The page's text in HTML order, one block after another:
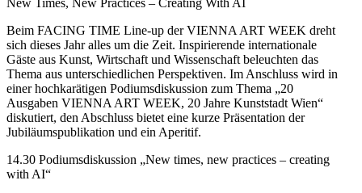
Beim FACING TIME Line-up der VIENNA ART WEEK dreht
sich dieses Jahr alles um die Zeit. Inspirierende internationale
Gäste aus Kunst, Wirtschaft und Wissenschaft beleuchten das
Thema aus unterschiedlichen Perspektiven. Im Anschluss wird in
einer hochkarätigen Podiumsdiskussion zum Thema „20
Ausgaben VIENNA ART WEEK, 20 Jahre Kunststadt Wien“
diskutiert, den Abschluss bietet eine kurze Präsentation der
Jubiläumspublikation und ein Aperitif.
14.30 Podiumsdiskussion „New times, new practices – creating
with AI“